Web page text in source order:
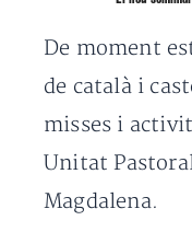
De moment
de català i
misses i
Unitat
Magdalena.